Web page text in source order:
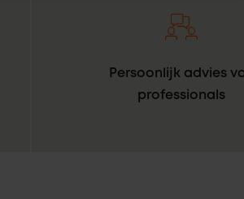
Persoonlijk advies
professionals